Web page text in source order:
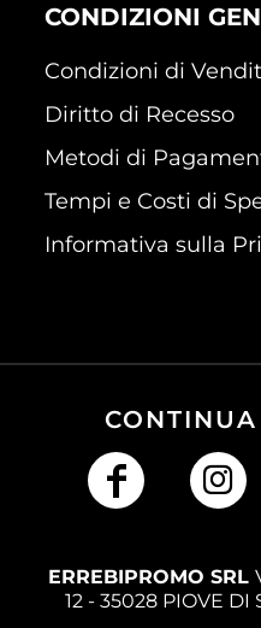
CONDIZIONI
Condizioni di
Diritto di Recesso
Metodi di
Tempi e Costi di
Informativa sulla
ERREBIPROMO SRL
12 - 35028 PIOVE DI